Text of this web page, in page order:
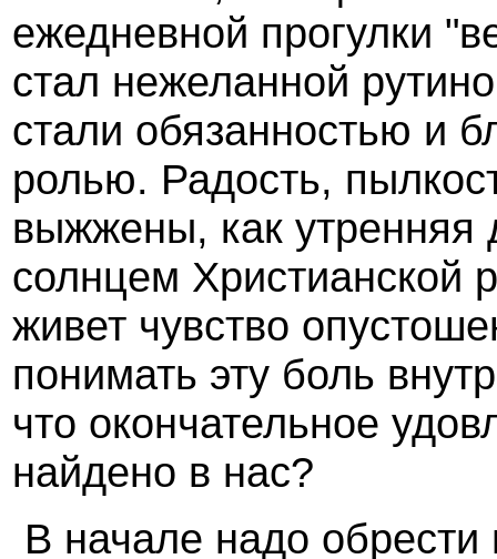
ежедневной прогулки
стал нежеланной
стали обязанностью и
ролью. Радость,
выжжены, как
солнцем Христианской
живет чувство
понимать эту боль
что окончательное
найдено в нас?
В начале надо